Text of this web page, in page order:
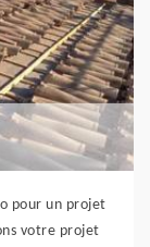
pour un projet
votre projet